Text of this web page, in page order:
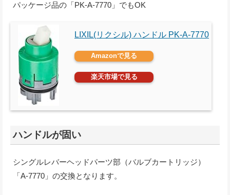
パッケージ品の「PK-A-7770」でもOK
LIXIL(リクシル) ハンドル PK-A-7770
Amazonで見る
楽天市場で見る
ハンドルが固い
シングルレバーヘッドパーツ部（バルブカートリッジ）
「A-7770」の交換となります。